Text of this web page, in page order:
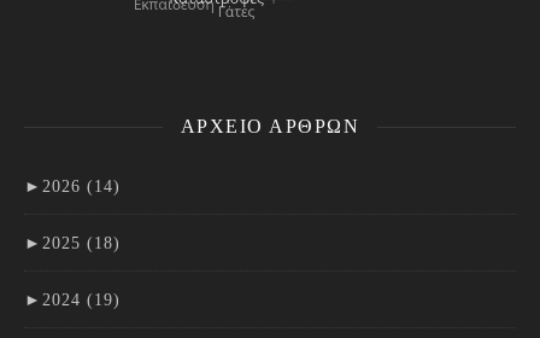
ΑΡΧΕΊΟ ΑΡΘΡΩΝ
► 2026 (14)
► 2025 (18)
► 2024 (19)